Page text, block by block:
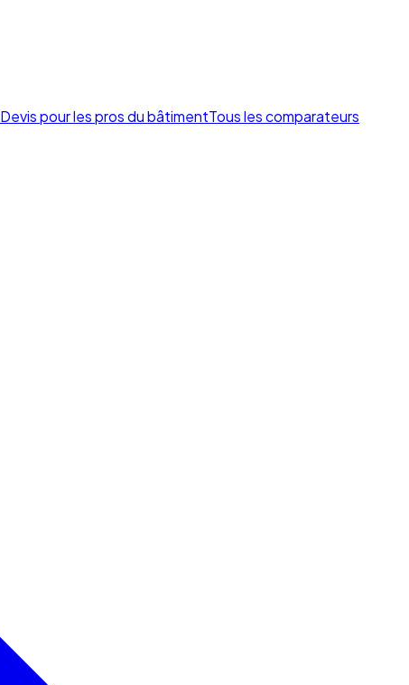
Devis pour les pros du bâtimentTous les comparateurs